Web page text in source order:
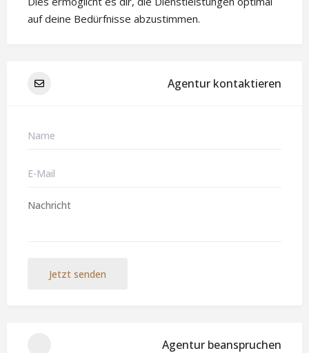
auf deine Bedürfnisse abzustimmen.
Agentur kontaktieren
Jetzt senden
Agentur beanspruchen